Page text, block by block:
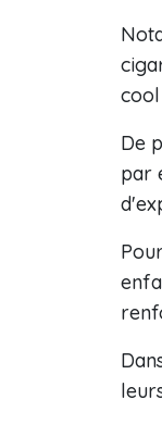
De
par